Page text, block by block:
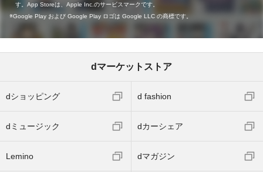
す。App Storeは、Apple Inc.のサービスマークです。
Google Play および Google Play ロゴは Google LLC の商標です。
dマーケットストア
dショッピング d fashion
dミュージック dカーシェア
Lemino dマガジン